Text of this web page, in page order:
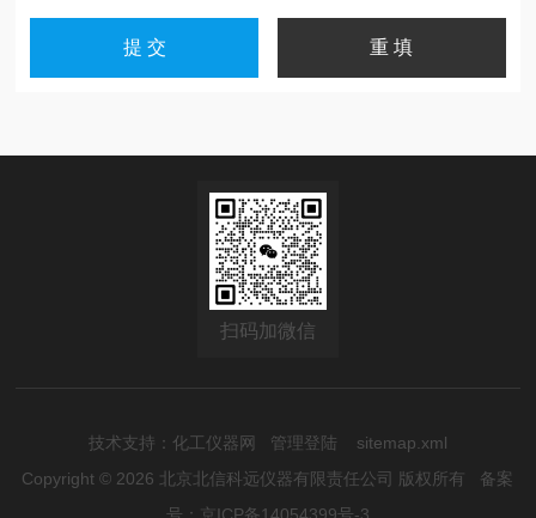
扫码加微信
技术支持： 化工仪器网 管理登陆
sitemap.xml
Copyright © 2026 北京北信科远仪器有限责任公司 版权所有 备案